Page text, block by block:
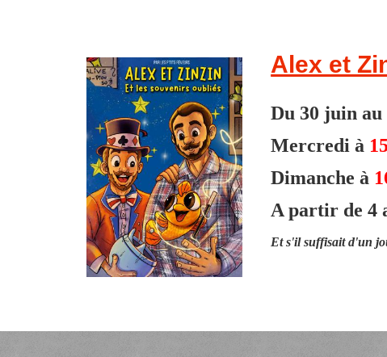
Alex et
Du 30 juin
Mercredià
Dimanche à
A partir de 4
Et s'il suffisait d'un